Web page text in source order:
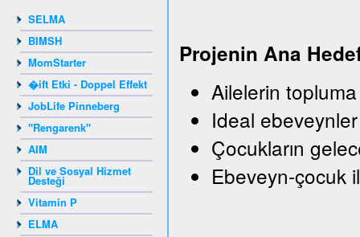
SELMA
BIMSH
MomStarter
�ift Etki - Doppel Effekt
JobLife Pinneberg
"Rengarenk"
AIM
Dil ve Sosyal Hizmet
Desteği
Vitamin P
ELMA
Projenin Ana
Ailelerin topluma
Ideal
Çocukların
Ebeveyn-çocuk